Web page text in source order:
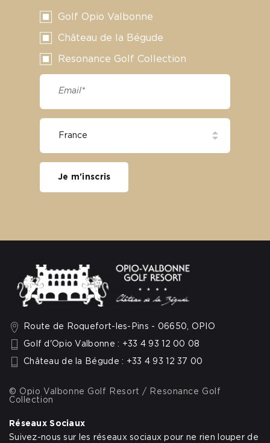
Route de Roquefort-les-Pins - 06650, OPIO
Golf d'Opio Valbonne : +33 4 93 12 00 08
Château de la Bégude : +33 4 93 12 37 00
© Opio Valbonne Golf Resort / Resonance Golf
Collection
Réseaux Sociaux
Suivez-nous sur les réseaux sociaux pour ne rien louper de
Golf Opio Valbonne
Château de la Bégude
Resonance Golf Collection
Je m'inscris